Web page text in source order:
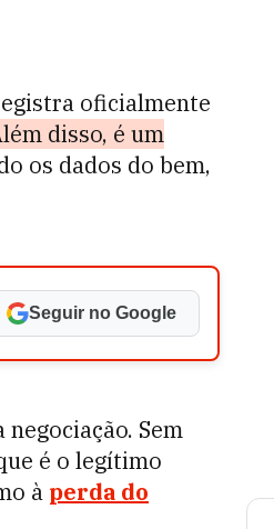
oficialmente
disso, é um
os dados do bem,
Seguir no Google
Sem
é o legítimo
à perda do